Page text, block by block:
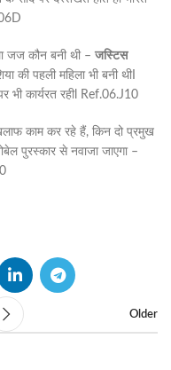
जज कौन बनी थी – जस्टिस
की पहली महिला भी बनी थीI
कार्यरत रहीl Ref.06.J10
काम कर रहे हैं, किन दो प्रमुख
पुरस्कार से नवाजा जाएगा –
Older